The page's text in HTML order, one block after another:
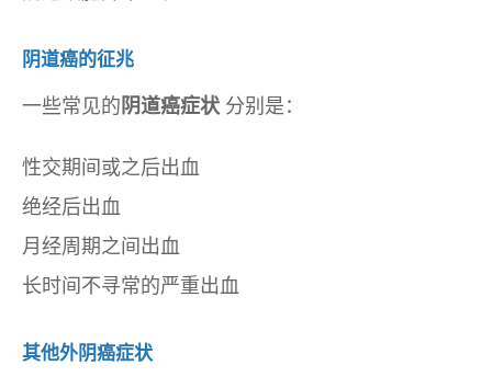
阴道癌的征兆
一些常见的 阴道癌症状 分别是：
性交期间或之后出血
绝经后出血
月经周期之间出血
长时间不寻常的严重出血
其他外阴癌症状